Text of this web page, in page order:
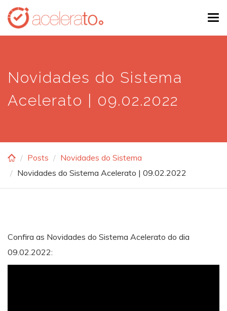
Skip
main
Novidades do Sistema
Acelerato | 09.02.2022
Posts
Novidades do Sistema
Novidades do Sistema Acelerato | 09.02.2022
Confira as Novidades do Sistema Acelerato do dia
09.02.2022: